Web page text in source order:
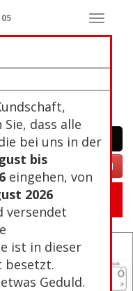
dass alle
bei uns in der
bis
eingehen, von
2026
versendet
ist in dieser
besetzt.
Geduld.
ein-/
Zur Kasse
VERTRAG WIDERRUFEN
ein/